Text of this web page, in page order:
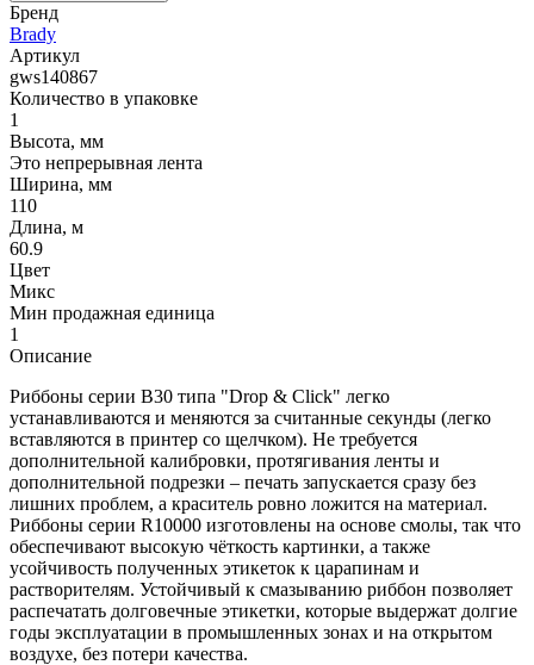
Бренд
Brady
Артикул
gws140867
Количество в упаковке
1
Высота, мм
Это непрерывная лента
Ширина, мм
110
Длина, м
60.9
Цвет
Микс
Мин продажная единица
1
Описание
Риббоны серии B30 типа "Drop & Click" легко
устанавливаются и меняются за считанные секунды (легко
вставляются в принтер со щелчком). Не требуется
дополнительной калибровки, протягивания ленты и
дополнительной подрезки – печать запускается сразу без
лишних проблем, а краситель ровно ложится на материал.
Риббоны серии R10000 изготовлены на основе смолы, так что
обеспечивают высокую чёткость картинки, а также
усойчивость полученных этикеток к царапинам и
растворителям. Устойчивый к смазыванию риббон позволяет
распечатать долговечные этикетки, которые выдержат долгие
годы эксплуатации в промышленных зонах и на открытом
воздухе, без потери качества.